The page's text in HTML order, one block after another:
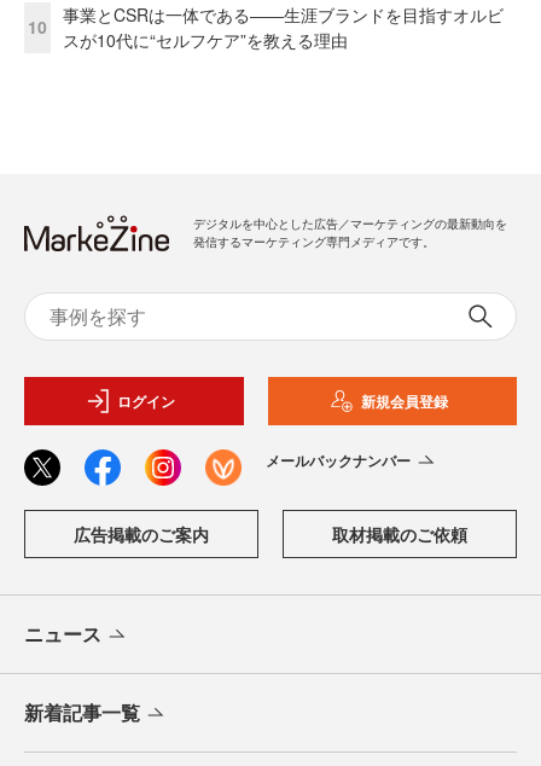
10
事業とCSRは一体である――生涯ブランドを目指すオルビ
スが10代に“セルフケア”を教える理由
デジタルを中心とした広告／マーケティングの最新動向を
発信するマーケティング専門メディアです。
ログイン 新規会員登録
メールバックナンバー
広告掲載のご案内 取材掲載のご依頼
ニュース
新着記事一覧